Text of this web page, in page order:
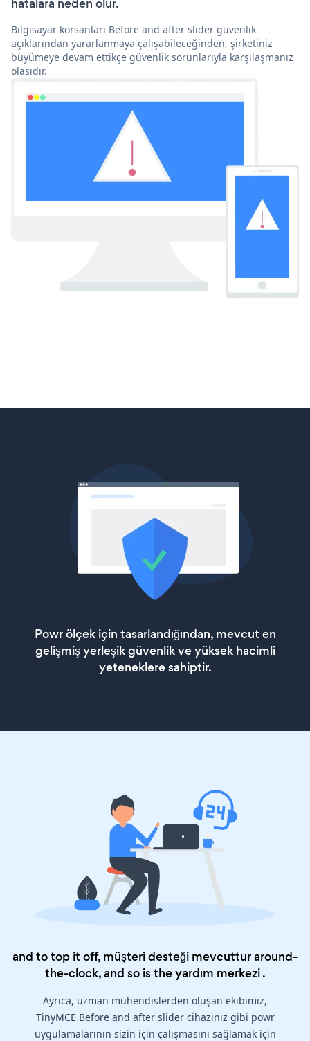
hatalara neden olur.
Bilgisayar korsanları Before and after slider güvenlik
açıklarından yararlanmaya çalışabileceğinden, şirketiniz
büyümeye devam ettikçe güvenlik sorunlarıyla karşılaşmanız
olasıdır.
Powr ölçek için tasarlandığından, mevcut en
gelişmiş yerleşik güvenlik ve yüksek hacimli
yeteneklere sahiptir.
and to top it off, müşteri desteği mevcuttur around-
the-clock, and so is theyardım merkezi.
Ayrıca, uzman mühendislerden oluşan ekibimiz,
TinyMCE Before and after slider cihazınız gibi powr
uygulamalarının sizin için çalışmasını sağlamak için